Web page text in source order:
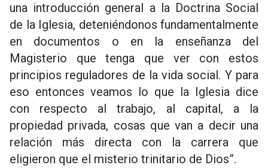
una introducción general a la Doctrina Social
de la Iglesia, deteniéndonos fundamentalmente
en documentos o en la enseñanza del
Magisterio que tenga que ver con estos
principios reguladores de la vida social. Y para
eso entonces veamos lo que la Iglesia dice
con respecto al trabajo, al capital, a la
propiedad privada, cosas que van a decir una
relación más directa con la carrera que
eligieron que el misterio trinitario de Dios”.